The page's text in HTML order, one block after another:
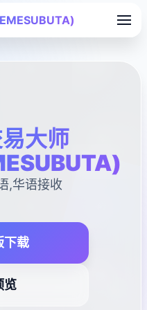
大师
,华语接收
下载
览